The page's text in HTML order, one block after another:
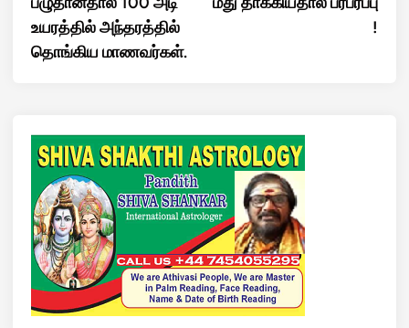
உயரத்தில் அந்தரத்தில்
தொங்கிய மாணவர்கள்.
!